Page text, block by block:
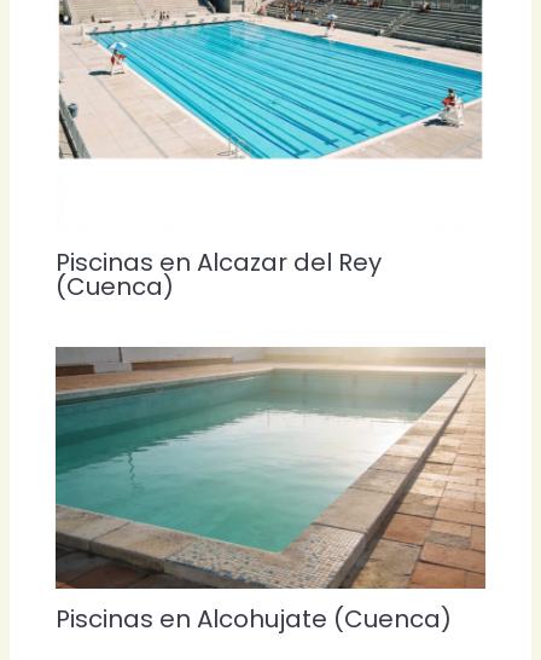
Piscinas en Alcazar del Rey
(Cuenca)
Piscinas en Alcohujate (Cuenca)